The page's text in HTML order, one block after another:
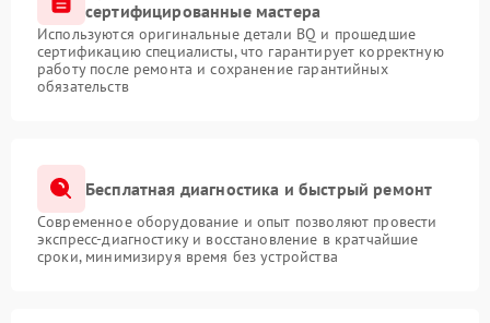
сертифицированные мастера
Используются оригинальные детали BQ и прошедшие
сертификацию специалисты, что гарантирует корректную
работу после ремонта и сохранение гарантийных
обязательств
Бесплатная диагностика и быстрый ремонт
Современное оборудование и опыт позволяют провести
экспресс-диагностику и восстановление в кратчайшие
сроки, минимизируя время без устройства